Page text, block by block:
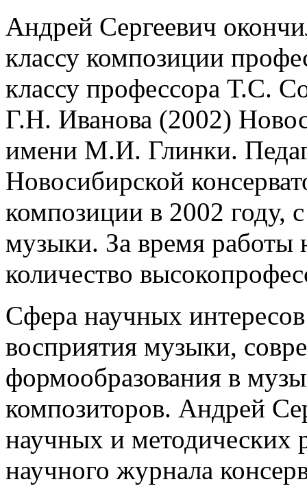
Андрей Сергеевич
классу композиции
классу профессора Т.С.
Г.Н. Иванова (2002)
имени М.И. Глинки.
Новосибирской
композиции в 2002 году,
музыки. За время работы
количество
Сфера научных
восприятия музыки,
формообразования в
композиторов. Андрей
научных и методических
научного журнала